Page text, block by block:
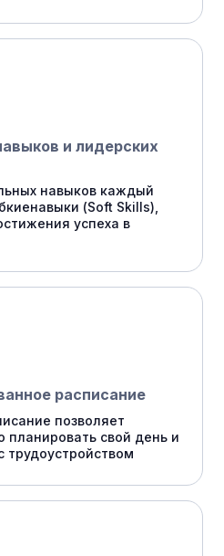
и лидерских
навыков каждый
(Soft Skills),
успеха в
расписание
позволяет
планировать свой день и
трудоустройством